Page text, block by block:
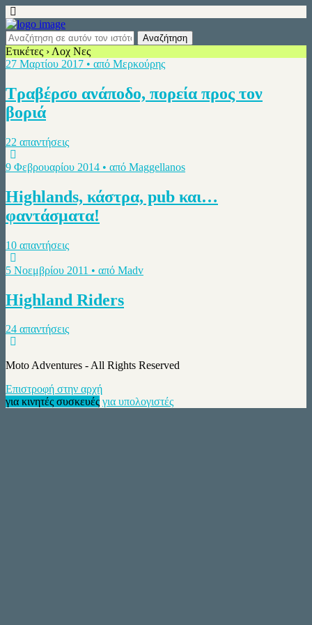
Ετικέτες › Λοχ Νες
27 Μαρτίου 2017 • από Μερκούρης
Τραβέρσο ανάποδο, πορεία προς τον
βοριά
22 απαντήσεις
9 Φεβρουαρίου 2014 • από Maggellanos
Highlands, κάστρα, pub και…
φαντάσματα!
10 απαντήσεις
5 Νοεμβρίου 2011 • από Madv
Highland Riders
24 απαντήσεις
Moto Adventures - All Rights Reserved
Επιστροφή στην αρχή
για κινητές συσκευές για υπολογιστές